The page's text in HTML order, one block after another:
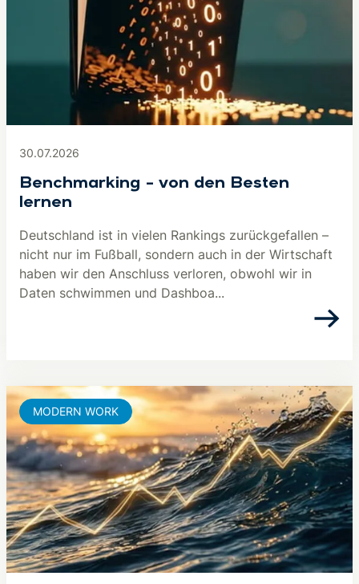
30.07.2026
Benchmarking – von den Besten
lernen
Deutschland ist in vielen Rankings zurückgefallen –
nicht nur im Fußball, sondern auch in der Wirtschaft
haben wir den Anschluss verloren, obwohl wir in
Daten schwimmen und Dashboa...
MODERN WORK